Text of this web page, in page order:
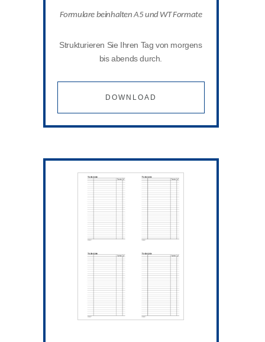
Formulare beinhalten A5 und WT Formate
Strukturieren Sie Ihren Tag von morgens
bis abends durch.
DOWNLOAD